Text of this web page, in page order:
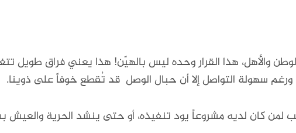
والأهل، هذا القرار وحده ليس بالهيّن! هذا يعني فراق طويل
سهولة التواصل إلا أن حبال الوصل قد تُقطع خوفاً على ذوينا.
لمن كان لديه مشروعاً يود تنفيذه، أو حتى ينشد الحرية